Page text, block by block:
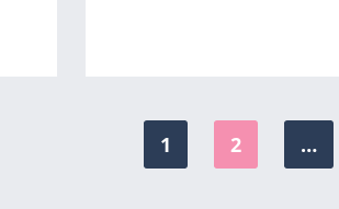
1 2 …